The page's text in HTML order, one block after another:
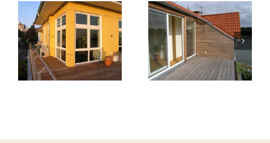
Dachaufstockung
D2
Dachaufstockung
D18